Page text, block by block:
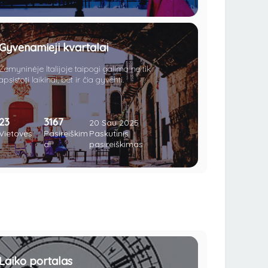
tobulos vietos pasipiršti savo mylimajai?
užsuk į meilės kupiną kraštą!
kvartalai
Italijoje taipogi galima ne tik
laikinai, bet ir čia gyventi.
23 3167
Pasireiškim
ai
20 Sau 2025
Paskutinis
pasireiškimas
portalas